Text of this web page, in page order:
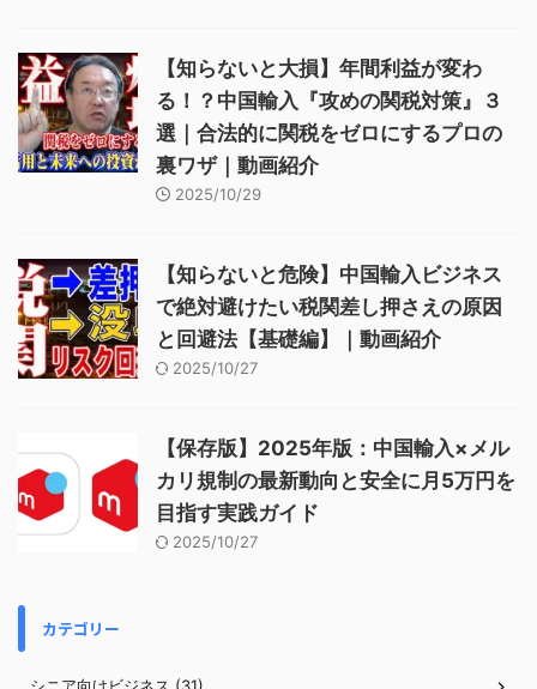
【知らないと大損】年間利益が変わ
る！？中国輸入『攻めの関税対策』３
選｜合法的に関税をゼロにするプロの
裏ワザ｜動画紹介
2025/10/29
【知らないと危険】中国輸入ビジネス
で絶対避けたい税関差し押さえの原因
と回避法【基礎編】｜動画紹介
2025/10/27
【保存版】2025年版：中国輸入×メル
カリ規制の最新動向と安全に月5万円を
目指す実践ガイド
2025/10/27
カテゴリー